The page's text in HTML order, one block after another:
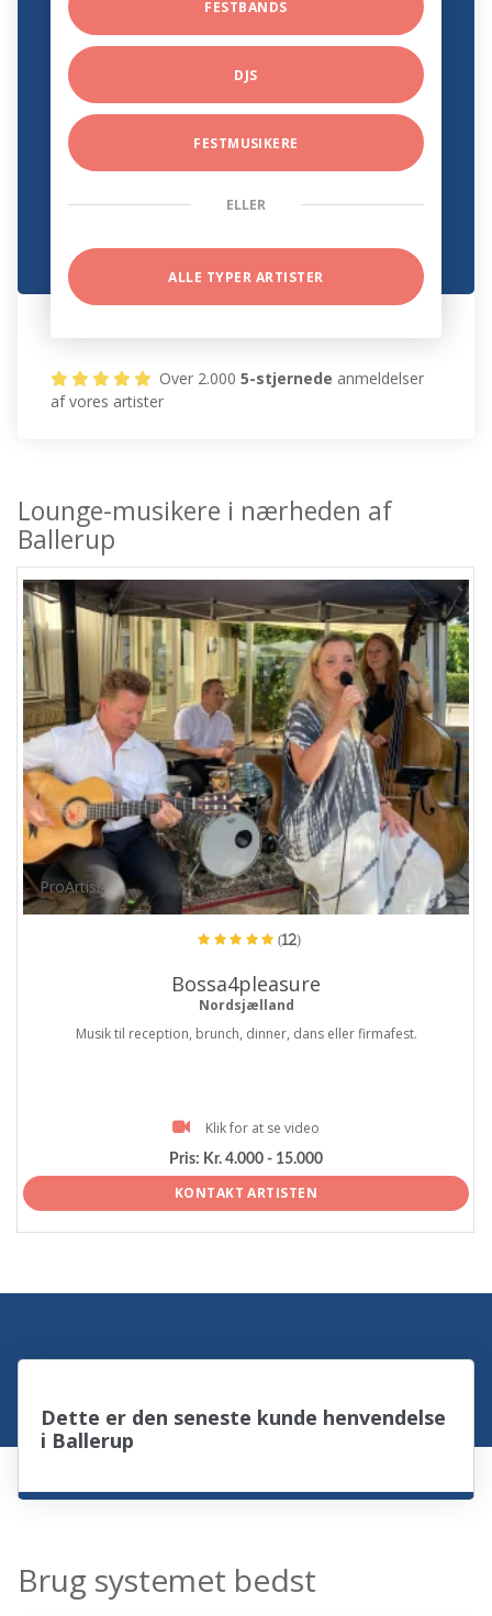
FESTBANDS
DJS
FESTMUSIKERE
ELLER
ALLE TYPER ARTISTER
Over 2.0005-stjernede anmeldelser
af vores artister
Lounge-musikere i nærheden af
Ballerup
ProArtist
(12)
Bossa4pleasure
Nordsjælland
Musik til reception, brunch, dinner, dans eller firmafest.
Klik for at se video
Pris: Kr. 4.000 - 15.000
KONTAKT ARTISTEN
Dette er den seneste kunde henvendelse
i Ballerup
Brug systemet bedst